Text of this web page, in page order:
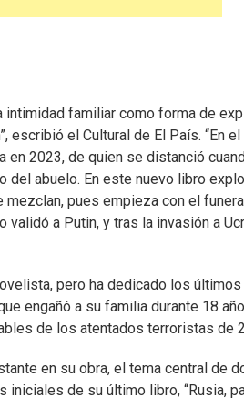
intimidad familiar como forma de
escribió el Cultural de El País. “En
en 2023, de quien se distanció
abuelo. En este nuevo libro
pues empieza con el
validó a Putin, y tras la invasión a
pero ha dedicado los
engañó a su familia durante 18
de los atentados terroristas de
en su obra, el tema central de
de su último libro, “Rusia,